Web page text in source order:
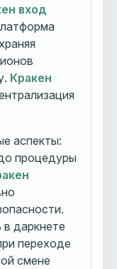
вход
Кракен
аспекты:
процедуры
даркнете
переходе
смене